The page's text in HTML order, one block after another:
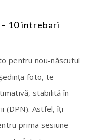
10 intrebari
pentru nou-născutul
foto, te
stabilită în
(DPN). Astfel, îți
prima sesiune